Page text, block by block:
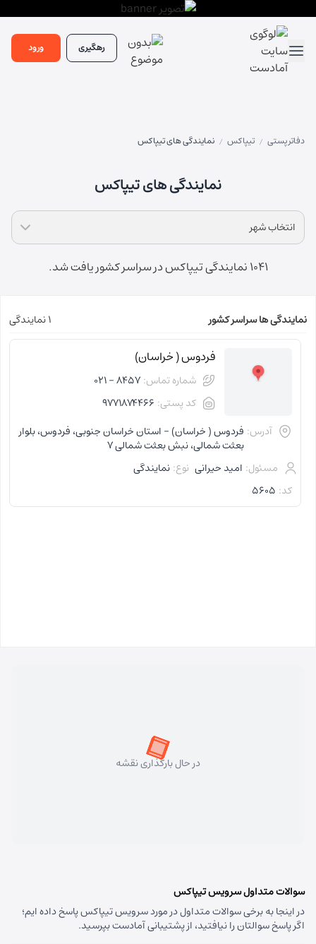
رهگیری ورود
دفاتر پستی / تیپاکس / نمایندگی های تیپاکس
نمایندگی های تیپاکس
انتخاب شهر
1041 نمایندگی تیپاکس در سراسر کشور یافت شد.
نمایندگی ها سراسر کشور 1 نمایندگی
فردوس ( خراسان)
شماره تماس: 8457 - 021
کد پستی: 9771874466
آدرس: فردوس ( خراسان) - استان خراسان جنوبی، فردوس، بلوار
بعثت شمالی، نبش بعثت شمالی 7
مسئول: امید حیرانی نوع: نمایندگی
کد: 5605
در حال بارگذاری نقشه
سوالات متداول سرویس تیپاکس
در اینجا به برخی سوالات متداول در مورد سرویس تیپاکس پاسخ داده ایم؛
اگر پاسخ سوالتان را نیافتید، از پشتیبانی آمادست بپرسید.